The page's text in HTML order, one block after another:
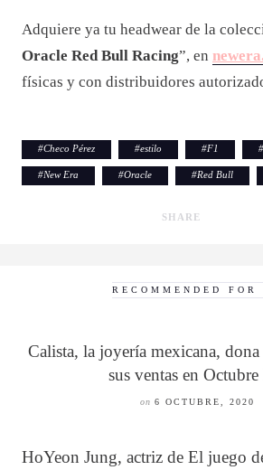
Adquiere ya tu headwear de la
Oracle Red Bull Racing”, en
físicas y con distribuidores
#Checo Pérez #estilo #F1 #
#New Era #Oracle #Red Bull
SHARE
RECOMMENDED FOR
Calista, la joyería mexicana,
sus ventas en Octubre
on 6 OCTUBRE, 2020
HoYeon Jung, actriz de El juego